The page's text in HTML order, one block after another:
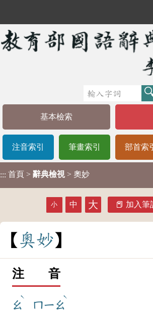
基本檢索
注音索引 筆畫索引 部首索引
::: 首頁 > 辭典檢視 > 奧妙
小 中 大 加入筆
奧妙
注 音
ㄠ
ˋ
ㄇㄧㄠ
ˋ